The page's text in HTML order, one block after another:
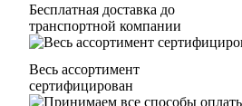
Бесплатная доставка до
транспортной компании
Весь ассортимент
сертифицирован